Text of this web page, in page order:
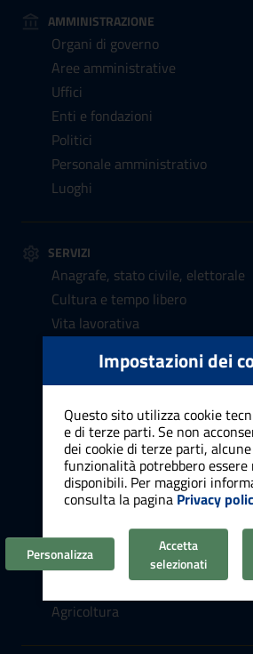
AMMINISTRAZIONE
Organi di governo
Aree amministrative
Uffici
Enti e fondazioni
Politici
Personale amministrativo
Luoghi
SERVIZI
Anagrafe, stato civile, elettorale
Cultura e tempo libero
Vita lavorativa
Appalti pubblici
Turismo
Mobilità e trasporti
Educazione e formazione
Giustizia e sicurezza pubblica
Tributi e finanze
Ambiente
Salute, benessere e assistenza
Autorizzazioni e concessioni
Agricoltura
Impostazioni dei
Questo sito utilizza cookie
e di terze parti. Se non
dei cookie di terze parti,
funzionalità potrebbero essere
disponibili. Per maggiori
consulta la pagina Privacy
Personalizza
Accetta
selezionati